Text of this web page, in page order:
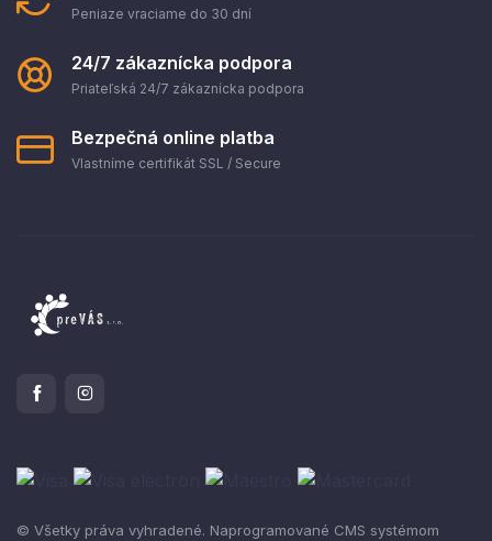
Peniaze vraciame do 30 dní
24/7 zákaznícka podpora
Priateľská 24/7 zákaznícka podpora
Bezpečná online platba
Vlastníme certifikát SSL / Secure
© Všetky práva vyhradené. Naprogramované CMS systémom